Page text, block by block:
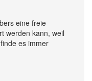
eine freie
werden kann, weil
es immer